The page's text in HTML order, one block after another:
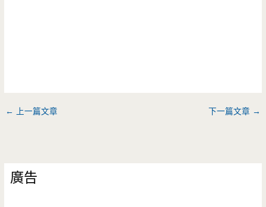
← 上一篇文章 下一篇文章 →
廣告